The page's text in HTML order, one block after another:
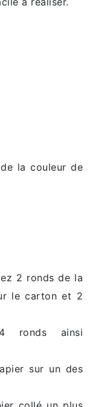
la couleur de
2 ronds de la
le carton et 2
ronds ainsi
sur un des